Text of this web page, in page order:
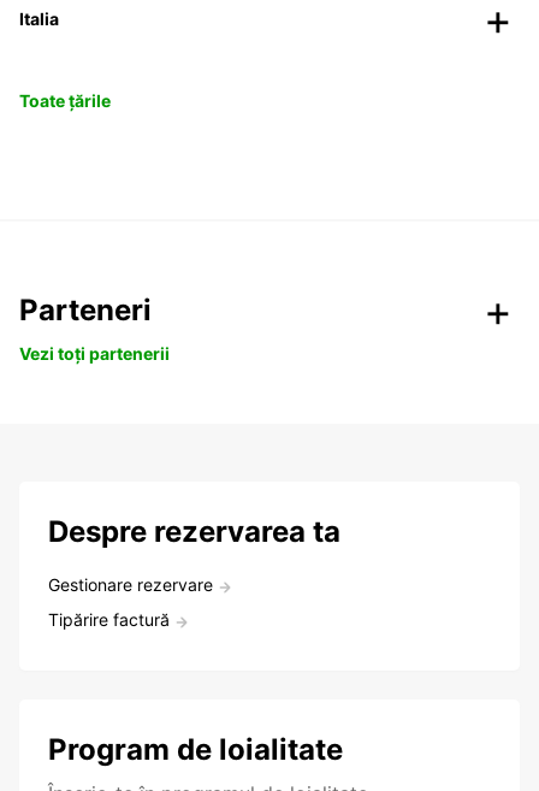
Italia
Toate țările
Parteneri
Vezi toți partenerii
Despre rezervarea ta
Gestionare rezervare
Tipărire factură
Program de loialitate